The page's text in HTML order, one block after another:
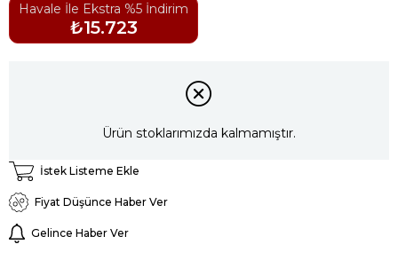
Havale İle Ekstra %5 İndirim
₺15.723
Ürün stoklarımızda kalmamıştır.
İstek Listeme Ekle
Fiyat Düşünce Haber Ver
Gelince Haber Ver